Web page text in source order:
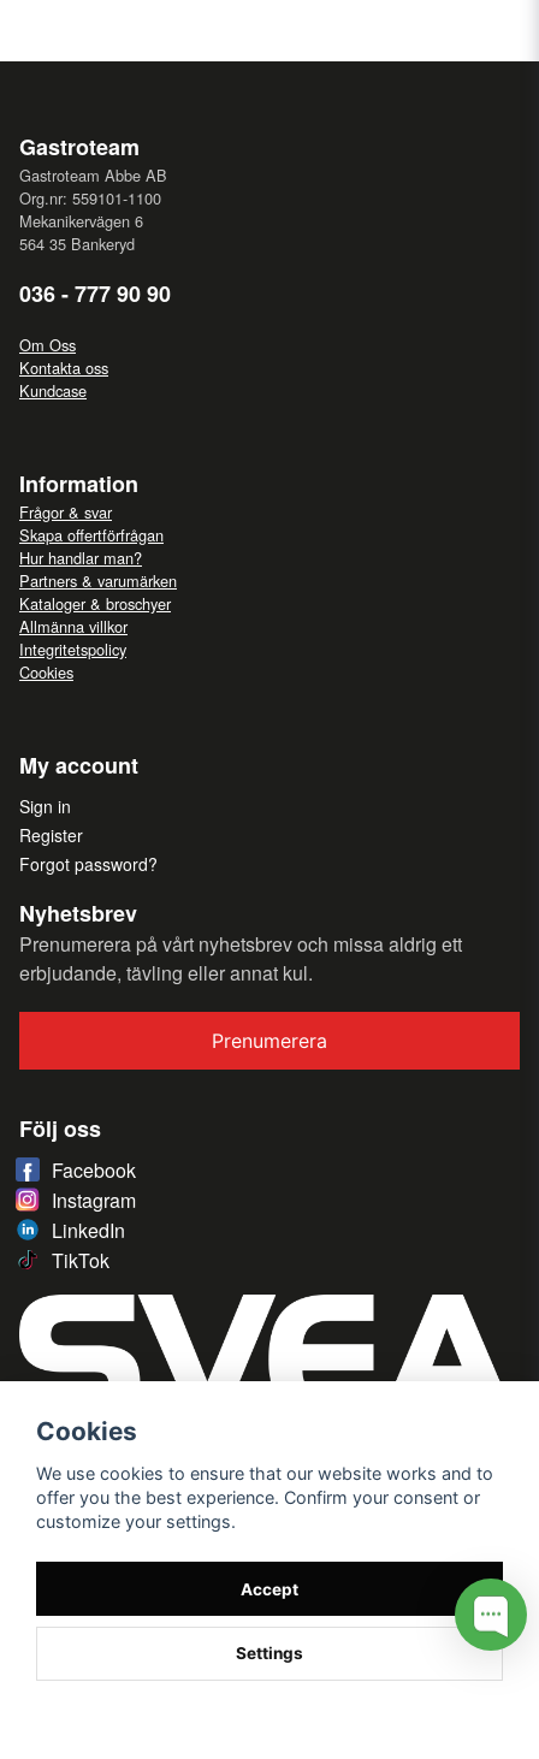
Gastroteam
Gastroteam Abbe AB
Org.nr: 559101-1100
Mekanikervägen 6
564 35 Bankeryd
036 - 777 90 90
Om Oss
Kontakta oss
Kundcase
Information
Frågor & svar
Skapa offertförfrågan
Hur handlar man?
Partners & varumärken
Kataloger & broschyer
Allmänna villkor
Integritetspolicy
Cookies
My account
Sign in
Register
Forgot password?
Nyhetsbrev
Prenumerera på vårt nyhetsbrev och missa aldrig ett
erbjudande, tävling eller annat kul.
Prenumerera
Följ oss
Facebook
Instagram
LinkedIn
TikTok
Cookies
We use cookies to ensure that our website works and to
offer you the best experience. Confirm your consent or
customize your settings.
Accept
Settings